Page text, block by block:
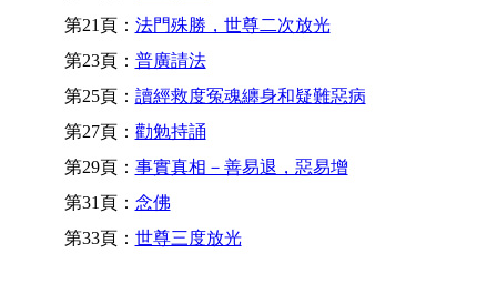
第21頁： 法門殊勝，世尊二次放光
第23頁： 普廣請法
第25頁： 讀經救度冤魂纏身和疑難惡病
第27頁： 勸勉持誦
第29頁： 事實真相－善易退，惡易增
第31頁： 念佛
第33頁： 世尊三度放光